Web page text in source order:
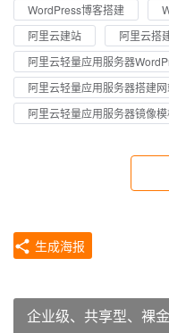
WordPress博客搭建
阿里云建站
阿里云搭
阿里云轻量应用服务器
阿里云轻量应用服务器搭建
阿里云轻量应用服务器镜像模
生成海报
企业级、共享型、裸